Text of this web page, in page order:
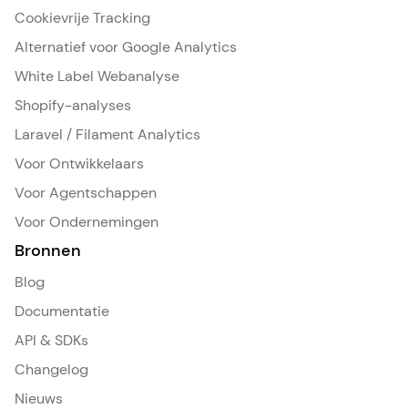
Cookievrije Tracking
Alternatief voor Google Analytics
White Label Webanalyse
Shopify-analyses
Laravel / Filament Analytics
Voor Ontwikkelaars
Voor Agentschappen
Voor Ondernemingen
Bronnen
Blog
Documentatie
API & SDKs
Changelog
Nieuws